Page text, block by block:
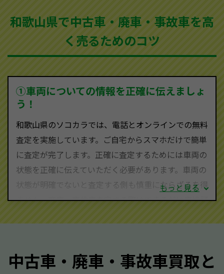
でも買取可能です。
ソコカラは世界１１０か国に独自の販売ネットワーク
を持ち、国内に自社物流網、自社ヤードをもっている
す。
0-590-870）までお問い合わせ下さい。
査定・ご相談・見積もりはすべて無料で行います。安
心してお問い合わせください。
和歌山県で中古車・廃車・事故車を高
く売るためのコツ
①車両についての情報を正確に伝えましょ
う！
和歌山県のソコカラでは、電話とオンラインでの無料
査定を実施しています。ご自宅からスマホだけで簡単
に査定が完了します。正確に査定するためには車両の
状態を正確に伝えていただく必要があります。車両の
状態が明確でないと査定する側も慎重にならざるを得
ません。廃車・事故車査定する際はできるだけ車検証
に質問させていただく内容は以下の通りとなります。
もっと見る
中古車・廃車・事故車買取と